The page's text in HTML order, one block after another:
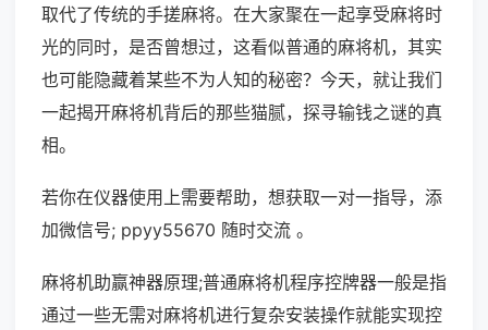
取代了传统的手搓麻将。在大家聚在一起享受麻将时
光的同时，是否曾想过，这看似普通的麻将机，其实
也可能隐藏着某些不为人知的秘密？今天，就让我们
一起揭开麻将机背后的那些猫腻，探寻输钱之谜的真
相。
若你在仪器使用上需要帮助，想获取一对一指导，添
加微信号; ppyy55670 随时交流 。
麻将机助赢神器原理;普通麻将机程序控牌器一般是指
通过一些无需对麻将机进行复杂安装操作就能实现控